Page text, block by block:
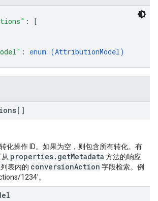
:
[
: enum (AttributionModel)
化操作 ID。如果为空，则包含所有转化。有
properties.getMetadata 方法的响应
列表内的 conversionAction 字段检索。例
1234'。